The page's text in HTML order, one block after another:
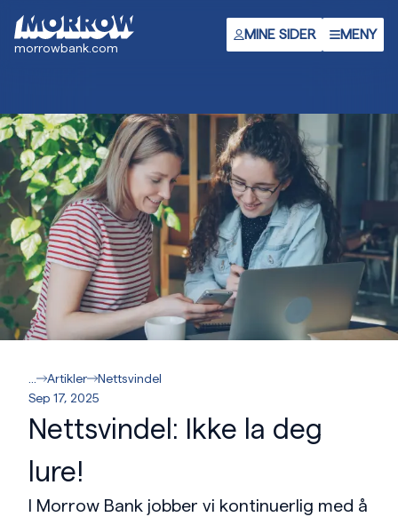
hovedinnhold
morrowbank.com
MINE SIDER MENY
Artikler
Nettsvindel
Sep 17, 2025
Nettsvindel: Ikke la deg
lure!
I Morrow Bank jobber vi kontinuerlig med å